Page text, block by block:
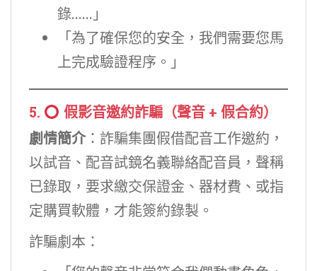
錄……」
「為了確保您的安全，我們需要您馬
上完成驗證程序。」
5. 假影音邀約詐騙（聲音 + 假合約）
劇情簡介：詐騙集團假借配音工作邀約，
以試音、配音試鏡名義聯絡配音員，聲稱
已錄取，要求繳交保證金、器材費、或指
定購買軟體，才能簽約錄製。
詐騙劇本：